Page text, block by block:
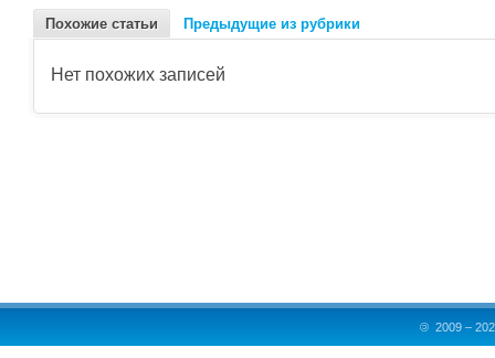
Похожие статьи Предыдущие из рубрики
Нет похожих записей
© 2009 –